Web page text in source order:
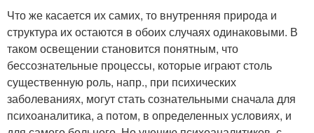
Что же касается их самих, то внутренняя природа и
структура их остаются в обоих случаях одинаковыми. В
таком освещении становится понятным, что
бессознательные процессы, которые играют столь
существенную роль, напр., при психических
заболеваниях, могут стать сознательными сначала для
психоаналитика, а потом, в определенных условиях, и